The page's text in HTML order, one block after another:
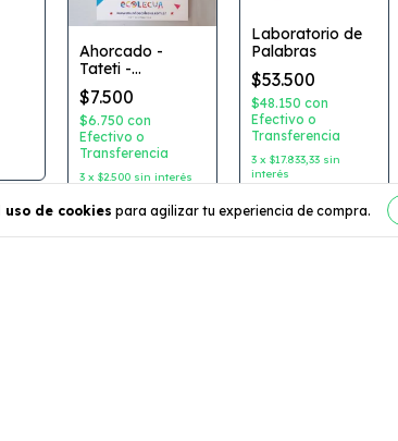
de cookies para agilizar tu experiencia de compra.
Ahorcado -
Tateti -
Cuadraditos
Coleccion:
Ecolecua
$7.500
$6.750 con
Efectivo o
Transferencia
3 x $2.500 sin interés
Laboratorio de
Palabras
$53.500
$48.150 con
Efectivo o
Transferencia
3 x $17.833,33 sin
interés